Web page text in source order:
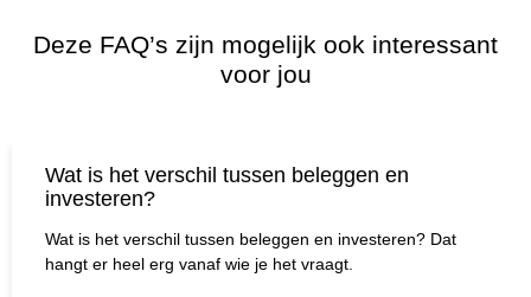
Deze FAQ’s zijn mogelijk ook interessant
voor jou
Wat is het verschil tussen beleggen en
investeren?
Wat is het verschil tussen beleggen en investeren? Dat
hangt er heel erg vanaf wie je het vraagt.